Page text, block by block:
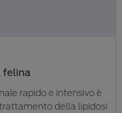
felina
rapido e intensivo è
della lipidosi